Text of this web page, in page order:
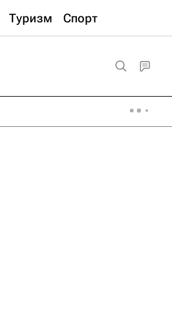
Туризм Спорт